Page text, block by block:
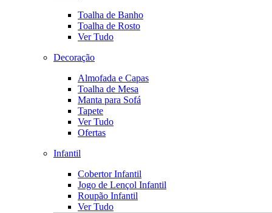
Toalha de Banho
Toalha de Rosto
Ver Tudo
Decoração
Almofada e Capas
Toalha de Mesa
Manta para Sofá
Tapete
Ver Tudo
Ofertas
Infantil
Cobertor Infantil
Jogo de Lençol Infantil
Roupão Infantil
Ver Tudo